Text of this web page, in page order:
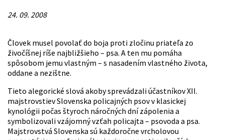
24. 09. 2008
Človek musel povolať do boja proti zločinu priateľa zo
živočíšnej ríše najbližšieho – psa. A ten mu pomáha
spôsobom jemu vlastným – s nasadením vlastného života,
oddane a nezištne.
Tieto alegorické slová akoby sprevádzali účastníkov XII.
majstrovstiev Slovenska policajných psov v klasickej
kynológii počas štyroch náročných dní zápolenia a
symbolizovali vzájomný vzťah policajta – psovoda a psa.
Majstrovstvá Slovenska sú každoročne vrcholovou